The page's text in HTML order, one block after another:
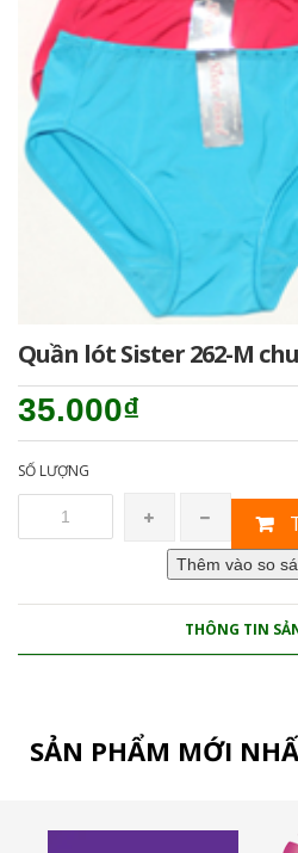
Quần lót Sister 262-M
35.000₫
SỐ LƯỢNG
THÔNG TIN
SẢN PHẨM MỚI